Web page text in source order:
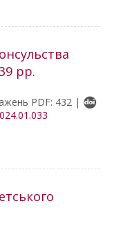
рр.
PDF: 432 |